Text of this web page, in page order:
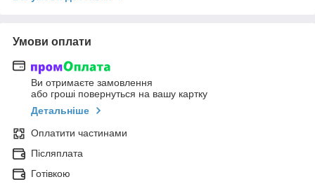
Умови оплати
Ви отримаєте замовлення
або гроші повернуться на вашу картку
Детальніше
Оплатити частинами
Післяплата
Готівкою